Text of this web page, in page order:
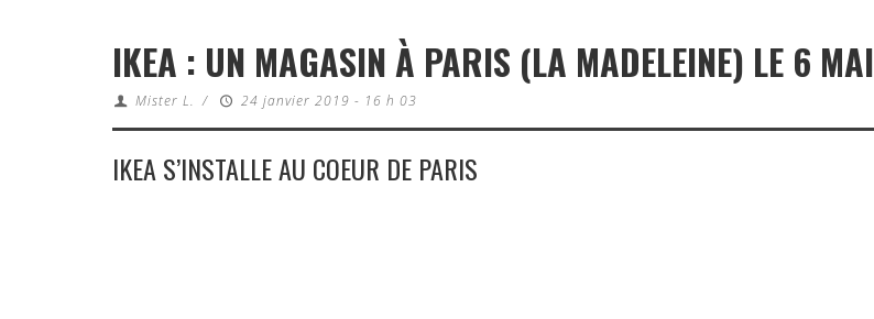
IKEA : UN MAGASIN À PARIS (LA MADELEINE) LE 6 MAI
Mister L. / 24 janvier 2019 - 16 h 03
IKEA S’INSTALLE AU COEUR DE PARIS